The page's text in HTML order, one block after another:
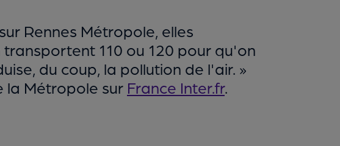
Rennes Métropole, elles
110 ou 120 pour qu'on
du coup, la pollution de l'air. »
la Métropole sur France Inter.fr.